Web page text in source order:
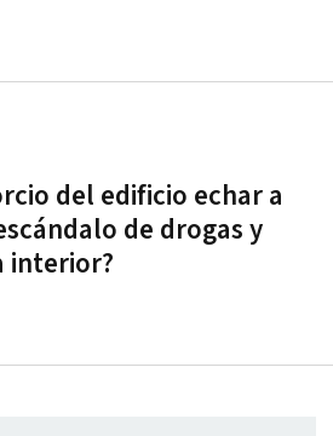
del edificio echar a
de drogas y
interior?